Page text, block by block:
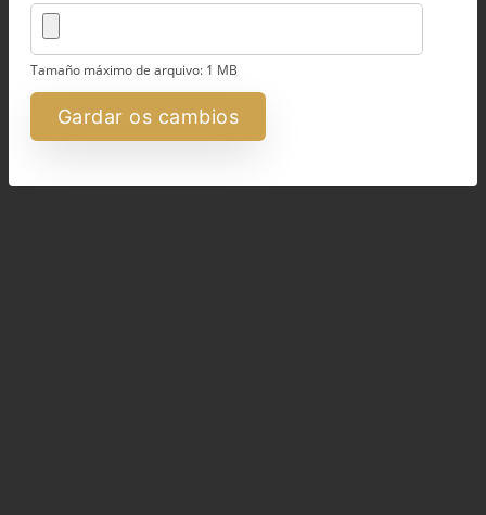
Tamaño máximo de arquivo: 1 MB
Gardar os cambios